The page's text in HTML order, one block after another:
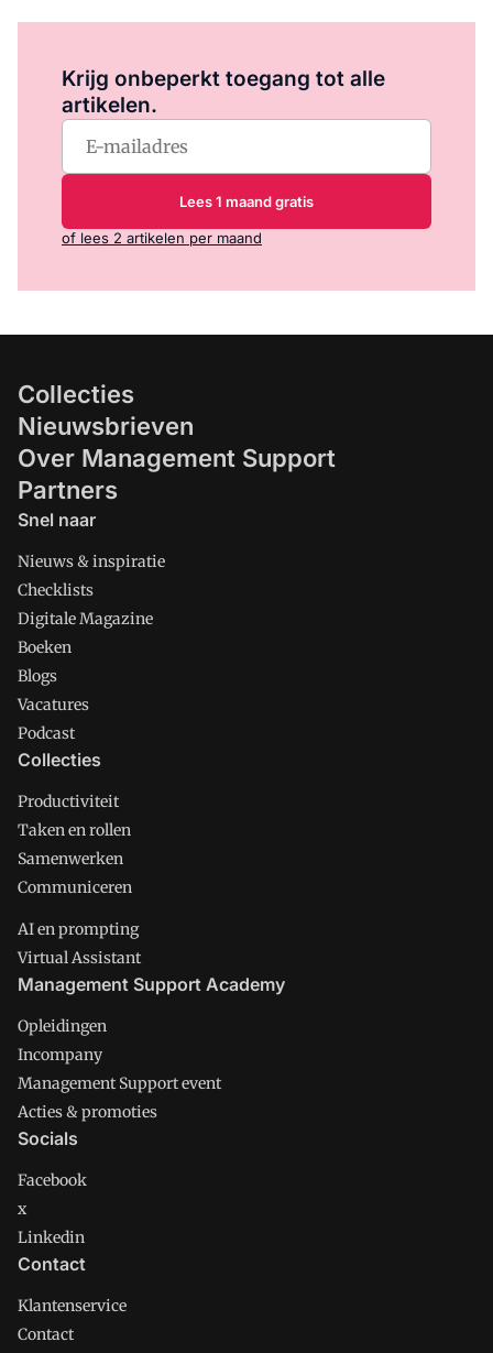
Krijg onbeperkt toegang tot alle
artikelen.
Lees 1 maand gratis
of lees 2 artikelen per maand
Collecties
Nieuwsbrieven
Over Management Support
Partners
Snel naar
Nieuws & inspiratie
Checklists
Digitale Magazine
Boeken
Blogs
Vacatures
Podcast
Collecties
Productiviteit
Taken en rollen
Samenwerken
Communiceren
AI en prompting
Virtual Assistant
Management Support Academy
Opleidingen
Incompany
Management Support event
Acties & promoties
Socials
Facebook
x
Linkedin
Contact
Klantenservice
Contact